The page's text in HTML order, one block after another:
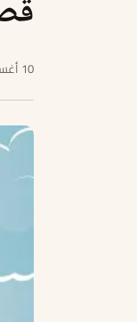
10 أغسطس 2023